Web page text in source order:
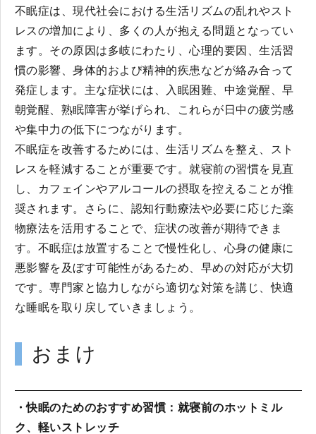
不眠症は、現代社会における生活リズムの乱れやスト
レスの増加により、多くの人が抱える問題となってい
ます。その原因は多岐にわたり、心理的要因、生活習
慣の影響、身体的および精神的疾患などが絡み合って
発症します。主な症状には、入眠困難、中途覚醒、早
朝覚醒、熟眠障害が挙げられ、これらが日中の疲労感
や集中力の低下につながります。
不眠症を改善するためには、生活リズムを整え、スト
レスを軽減することが重要です。就寝前の習慣を見直
し、カフェインやアルコールの摂取を控えることが推
奨されます。さらに、認知行動療法や必要に応じた薬
物療法を活用することで、症状の改善が期待できま
す。不眠症は放置することで慢性化し、心身の健康に
悪影響を及ぼす可能性があるため、早めの対応が大切
です。専門家と協力しながら適切な対策を講じ、快適
な睡眠を取り戻していきましょう。
おまけ
・快眠のためのおすすめ習慣：就寝前のホットミル
ク、軽いストレッチ